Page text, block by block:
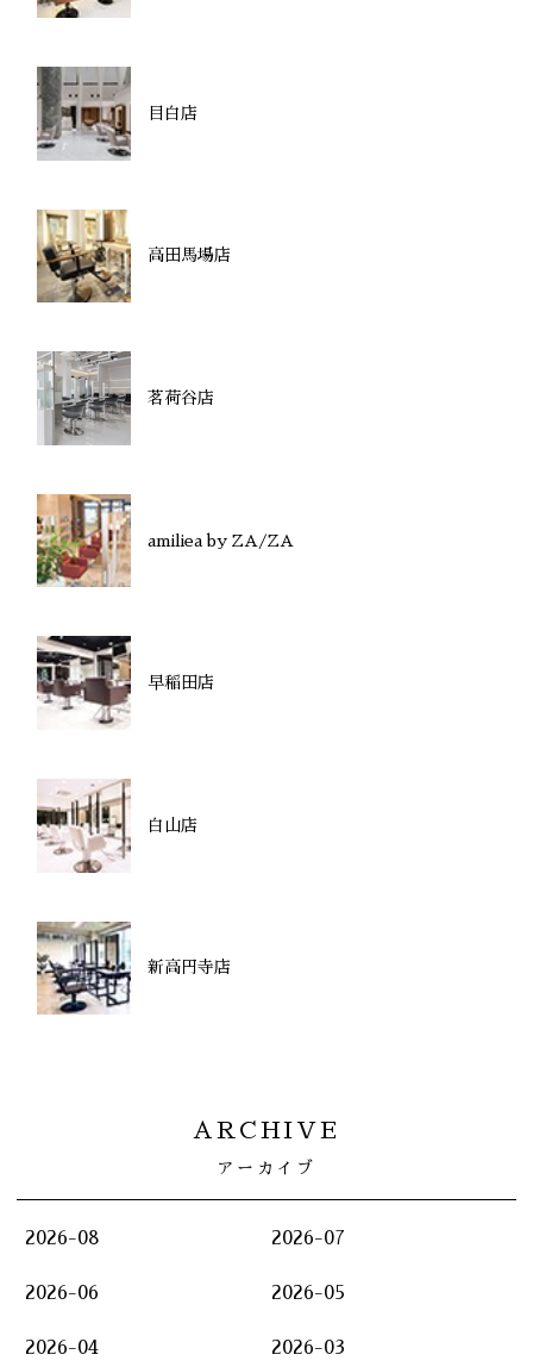
目白店
高田馬場店
茗荷谷店
amiliea by ZA/ZA
早稲田店
白山店
新高円寺店
ARCHIVE
アーカイブ
2026-08 2026-07
2026-06 2026-05
2026-04 2026-03